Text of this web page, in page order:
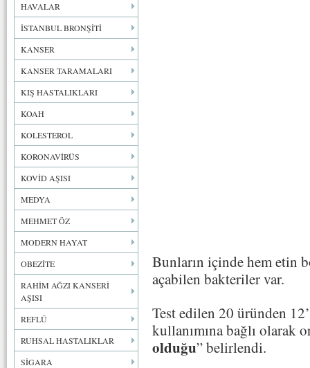
HAVALAR
İSTANBUL BRONŞİTİ
KANSER
KANSER TARAMALARI
KIŞ HASTALIKLARI
KOAH
KOLESTEROL
KORONAVİRÜS
KOVİD AŞISI
MEDYA
MEHMET ÖZ
MODERN HAYAT
OBEZİTE
RAHİM AĞZI KANSERİ
AŞISI
REFLÜ
RUHSAL HASTALIKLAR
SİGARA
Bunların içinde hem etin
açabilen bakteriler var.
Test edilen 20 üründen
kullanımına bağlı olarak
olduğu” belirlendi.